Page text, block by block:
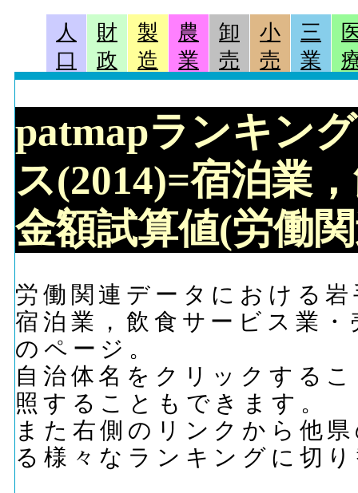
人
口
財
政
製
造
農
業
卸
売
小
売
三
業
patmapランキン
ス(2014)=宿泊業
金額試算値(労働
労働関連データにおける
宿泊業，飲食サービス業
のページ。
自治体名をクリックする
照することもできます。
また右側のリンクから他
る様々なランキングに切